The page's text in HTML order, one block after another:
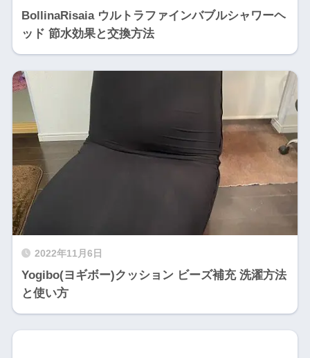
BollinaRisaia ウルトラファインバブルシャワーヘ
ッド 節水効果と交換方法
2022年11月6日
Yogibo(ヨギボー)クッション ビーズ補充 洗濯方法
と使い方